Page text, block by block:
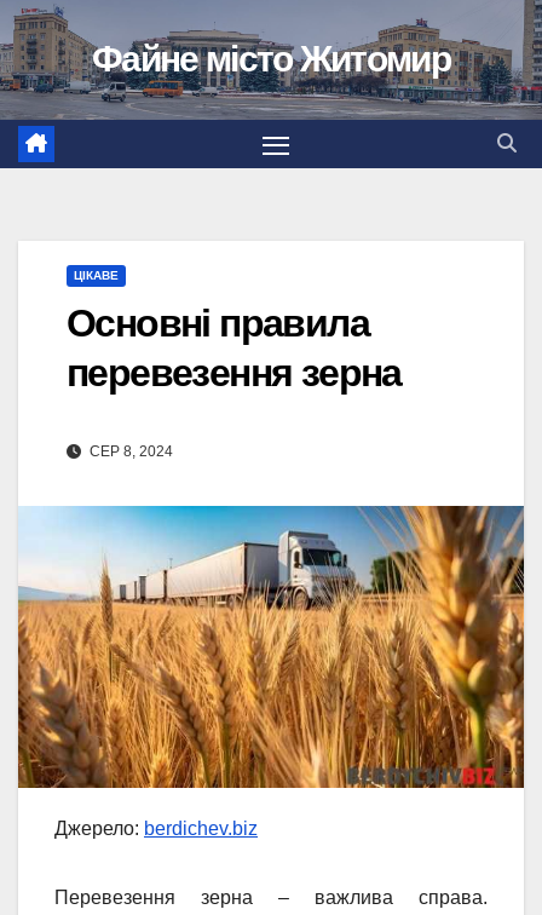
Перейти
до
вмісту
Файне місто Житомир
ЦІКАВЕ
Основні правила
перевезення зерна
СЕР 8, 2024
Джерело: berdichev.biz
Перевезення зерна – важлива справа.